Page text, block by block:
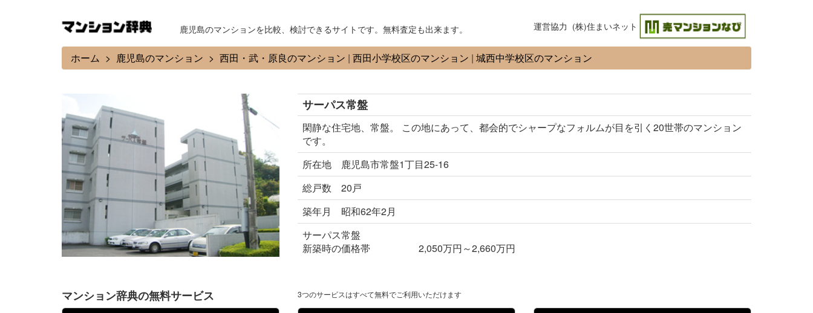
鹿児島のマンションを比較、検討できるサイトです。無料査定も出来ます。 運営協力 (株)住まいネット
ホーム 鹿児島のマンション 西田・武・原良のマンション | 西田小学校区のマンション | 城西中学校区のマンション
サーパス常盤
閑静な住宅地、常盤。 この地にあって、都会的でシャープなフォルムが目を引く20世帯のマンション
です。
所在地 鹿児島市常盤1丁目25-16
総戸数 20戸
築年月 昭和62年2月
サーパス常盤
新築時の価格帯 2,050万円～2,660万円
マンション辞典の無料サービス 3つのサービスはすべて無料でご利用いただけます